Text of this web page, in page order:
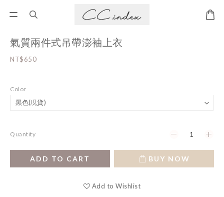
氣質兩件式吊帶澎袖上衣
NT$650
Color
Quantity
ADD TO CART BUY NOW
Add to Wishlist